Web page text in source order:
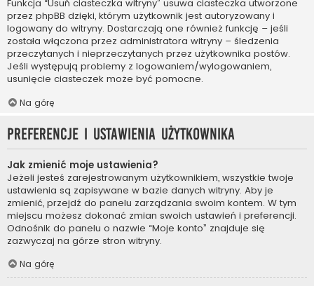
Funkcja “Usuń ciasteczka witryny” usuwa ciasteczka utworzone
przez phpBB dzięki, którym użytkownik jest autoryzowany i
logowany do witryny. Dostarczają one również funkcję – jeśli
została włączona przez administratora witryny – śledzenia
przeczytanych i nieprzeczytanych przez użytkownika postów.
Jeśli występują problemy z logowaniem/wylogowaniem,
usunięcie ciasteczek może być pomocne.
Na górę
Preferencje i ustawienia użytkownika
Jak zmienić moje ustawienia?
Jeżeli jesteś zarejestrowanym użytkownikiem, wszystkie twoje
ustawienia są zapisywane w bazie danych witryny. Aby je
zmienić, przejdź do panelu zarządzania swoim kontem. W tym
miejscu możesz dokonać zmian swoich ustawień i preferencji.
Odnośnik do panelu o nazwie “Moje konto” znajduje się
zazwyczaj na górze stron witryny.
Na górę